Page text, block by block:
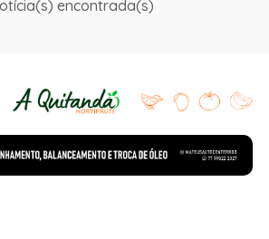
encontrada(s)